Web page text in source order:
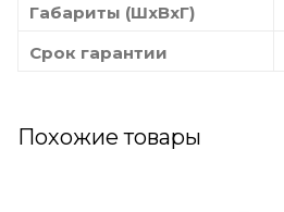
Габариты (ШхВхГ)
Срок гарантии
Похожие товары